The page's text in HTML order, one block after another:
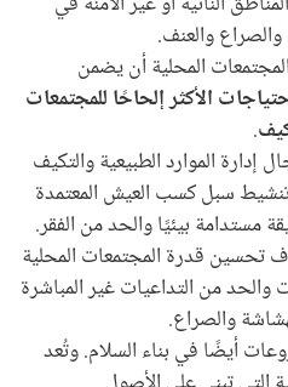
والصراع والعنف.
المحلية أن يضمن
الأكثر إلحاحًا للمجتمعات
.
الموارد الطبيعية والتكيف
سبل كسب العيش المعتمدة
مستدامة بيئيًا والحد من الفقر.
تحسين قدرة المجتمعات المحلية
من التداعيات غير المباشرة
والصراع.
أيضًا في بناء السلام. وتُعد